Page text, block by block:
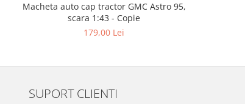
Macheta auto cap tractor GMC Astro 95,
scara 1:43 - Copie
179,00 Lei
SUPORT CLIENTI